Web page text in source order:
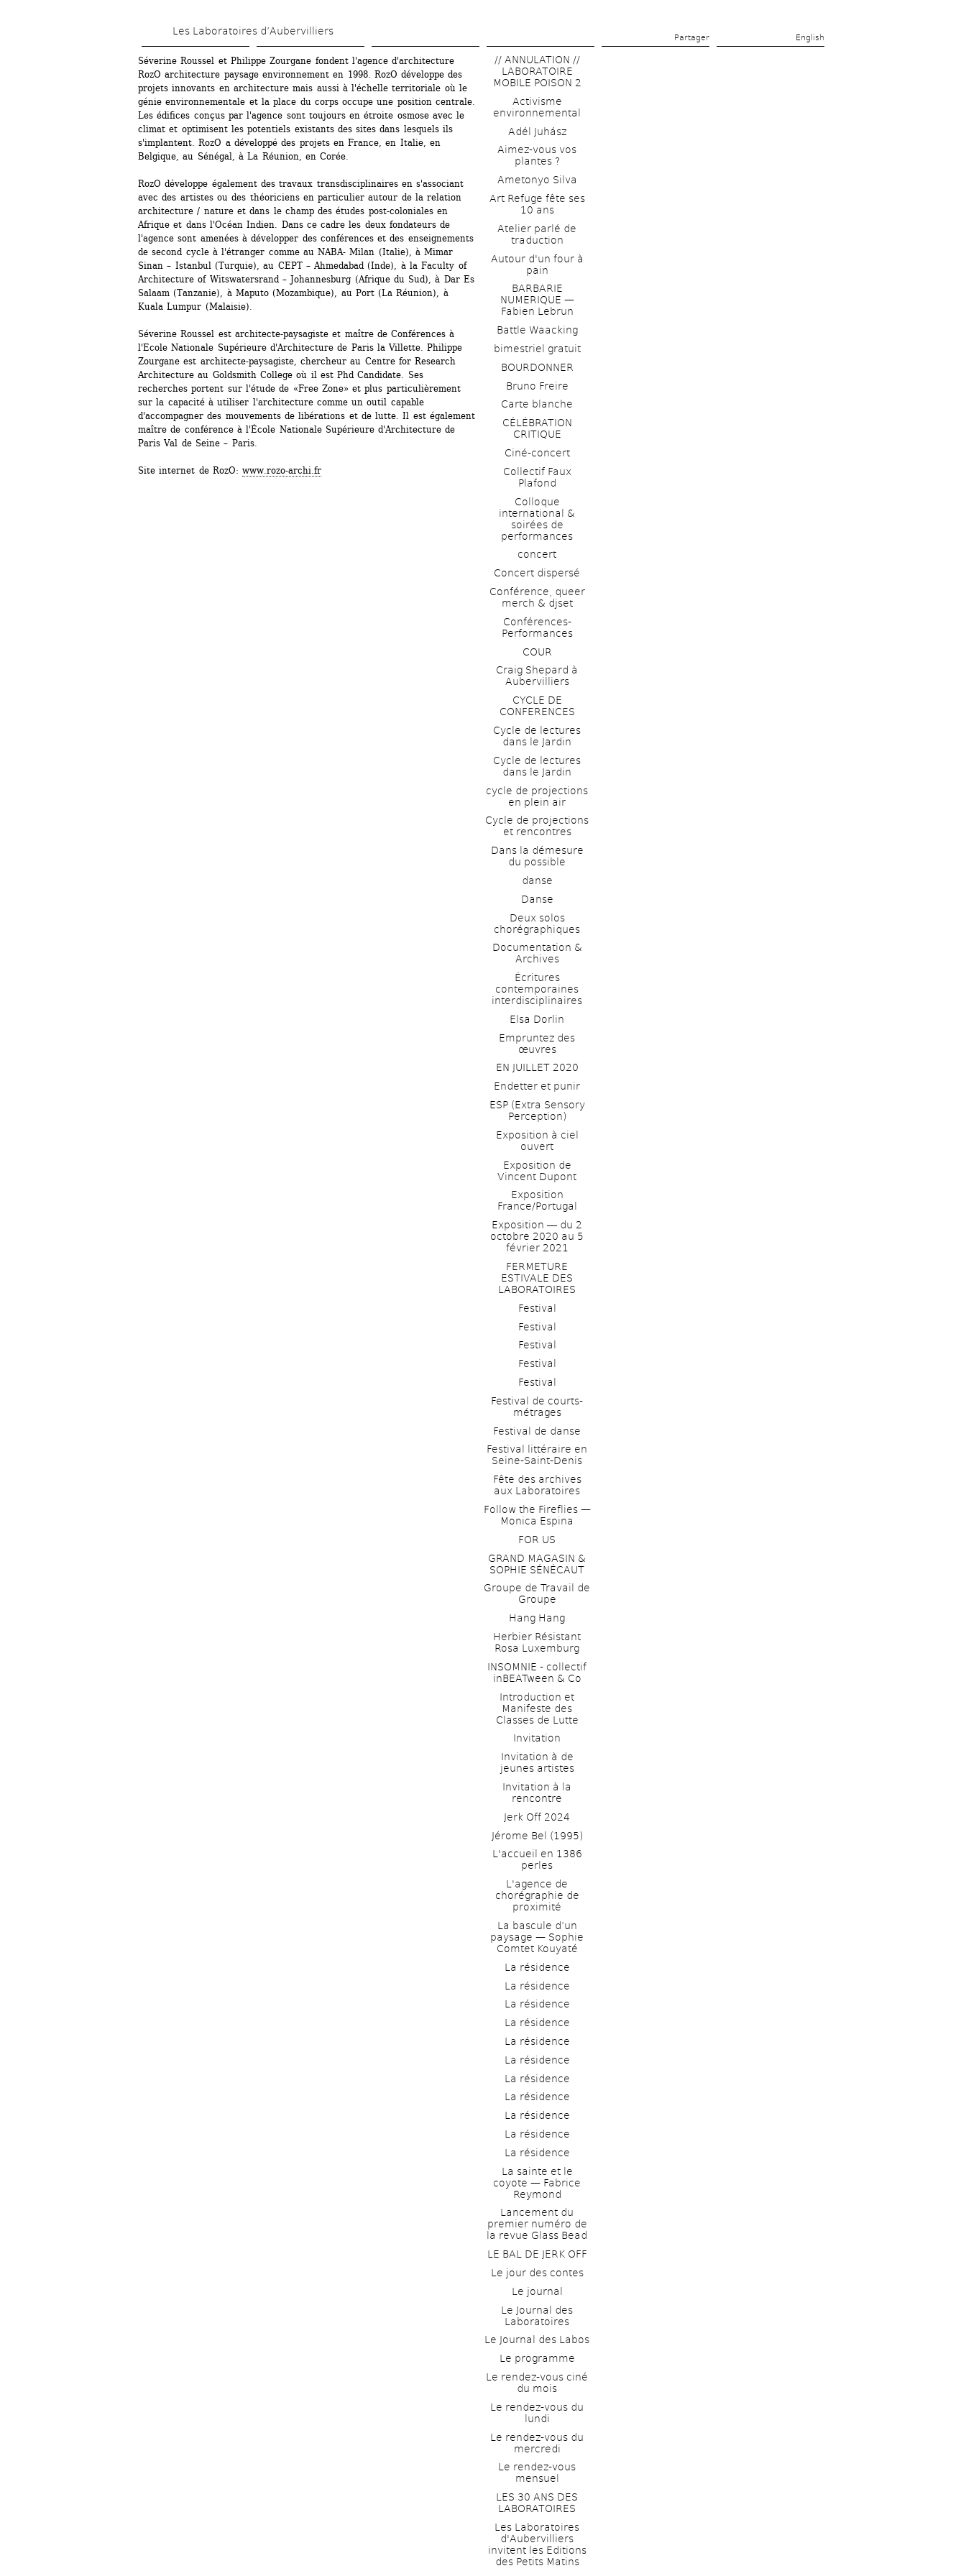
contenu
principal
Les Laboratoires d’Aubervilliers
Partager English
Séverine Roussel et Philippe Zourgane fondent l'agence d'architecture
RozO architecture paysage environnement en 1998. RozO développe des
projets innovants en architecture mais aussi à l'échelle territoriale où le
génie environnementale et la place du corps occupe une position centrale.
Les édifices conçus par l'agence sont toujours en étroite osmose avec le
climat et optimisent les potentiels existants des sites dans lesquels ils
s'implantent. RozO a développé des projets en France, en Italie, en
Belgique, au Sénégal, à La Réunion, en Corée.
RozO développe également des travaux transdisciplinaires en s'associant
avec des artistes ou des théoriciens en particulier autour de la relation
architecture / nature et dans le champ des études post-coloniales en
Afrique et dans l'Océan Indien. Dans ce cadre les deux fondateurs de
l'agence sont amenées à développer des conférences et des enseignements
de second cycle à l'étranger comme au NABA- Milan (Italie), à Mimar
Sinan – Istanbul (Turquie), au CEPT – Ahmedabad (Inde), à la Faculty of
Architecture of Witswatersrand – Johannesburg (Afrique du Sud), à Dar Es
Salaam (Tanzanie), à Maputo (Mozambique), au Port (La Réunion), à
Kuala Lumpur (Malaisie).
Séverine Roussel est architecte-paysagiste et maître de Conférences à
l'Ecole Nationale Supérieure d'Architecture de Paris la Villette. Philippe
Zourgane est architecte-paysagiste, chercheur au Centre for Research
Architecture au Goldsmith College où il est Phd Candidate. Ses
recherches portent sur l'étude de «Free Zone» et plus particulièrement
sur la capacité à utiliser l'architecture comme un outil capable
d'accompagner des mouvements de libérations et de lutte. Il est également
maître de conférence à l'École Nationale Supérieure d'Architecture de
Paris Val de Seine – Paris.
Site internet de RozO: www.rozo-archi.fr
// ANNULATION //
LABORATOIRE
MOBILE POISON 2
Activisme
environnemental
Adél Juhász
Aimez-vous vos
plantes ?
Ametonyo Silva
Art Refuge fête ses
10 ans
Atelier parlé de
traduction
Autour d'un four à
pain
BARBARIE
NUMERIQUE —
Fabien Lebrun
Battle Waacking
bimestriel gratuit
BOURDONNER
Bruno Freire
Carte blanche
CÉLÉBRATION
CRITIQUE
Ciné-concert
Collectif Faux
Plafond
Colloque
international &
soirées de
performances
concert
Concert dispersé
Conférence, queer
merch & djset
Conférences-
Performances
COUR
Craig Shepard à
Aubervilliers
CYCLE DE
CONFERENCES
Cycle de lectures
dans le Jardin
Cycle de lectures
dans le Jardin
cycle de projections
en plein air
Cycle de projections
et rencontres
Dans la démesure
du possible
danse
Danse
Deux solos
chorégraphiques
Documentation &
Archives
Écritures
contemporaines
interdisciplinaires
Elsa Dorlin
Empruntez des
œuvres
EN JUILLET 2020
Endetter et punir
ESP (Extra Sensory
Perception)
Exposition à ciel
ouvert
Exposition de
Vincent Dupont
Exposition
France/Portugal
Exposition ― du 2
octobre 2020 au 5
février 2021
FERMETURE
ESTIVALE DES
LABORATOIRES
Festival
Festival
Festival
Festival
Festival
Festival de courts-
métrages
Festival de danse
Festival littéraire en
Seine-Saint-Denis
Fête des archives
aux Laboratoires
Follow the Fireflies —
Monica Espina
FOR US
GRAND MAGASIN &
SOPHIE SÉNÉCAUT
Groupe de Travail de
Groupe
Hang Hang
Herbier Résistant
Rosa Luxemburg
INSOMNIE - collectif
inBEATween & Co
Introduction et
Manifeste des
Classes de Lutte
Invitation
Invitation à de
jeunes artistes
Invitation à la
rencontre
Jerk Off 2024
Jérome Bel (1995)
L'accueil en 1386
perles
L'agence de
chorégraphie de
proximité
La bascule d’un
paysage — Sophie
Comtet Kouyaté
La résidence
La résidence
La résidence
La résidence
La résidence
La résidence
La résidence
La résidence
La résidence
La résidence
La résidence
La sainte et le
coyote — Fabrice
Reymond
Lancement du
premier numéro de
la revue Glass Bead
LE BAL DE JERK OFF
Le jour des contes
Le journal
Le Journal des
Laboratoires
Le Journal des Labos
Le programme
Le rendez-vous ciné
du mois
Le rendez-vous du
lundi
Le rendez-vous du
mercredi
Le rendez-vous
mensuel
LES 30 ANS DES
LABORATOIRES
Les Laboratoires
d'Aubervilliers
invitent les Editions
des Petits Matins